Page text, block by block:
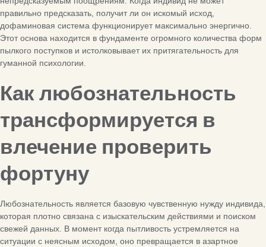
правильно предсказать, получит ли он искомый исход,
дофаминовая система функционирует максимально энергично.
Этот основа находится в фундаменте огромного количества форм
пылкого поступков и истолковывает их притягательность для
гуманной психологии.
Как любознательность
трансформируется в
влечение проверить
фортуну
Любознательность является базовую чувственную нужду индивида,
которая плотно связана с изыскательским действиями и поиском
свежей данных. В момент когда пытливость устремляется на
ситуации с неясным исходом, оно превращается в азартное